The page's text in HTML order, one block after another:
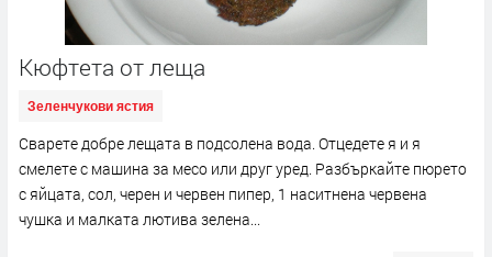
Кюфтета от леща
Зеленчукови ястия
Сварете добре лещата в подсолена вода. Отцедете я и я
смелете с машина за месо или друг уред. Разбъркайте пюрето
с яйцата, сол, черен и червен пипер, 1 наситнена червена
чушка и малката лютива зелена...